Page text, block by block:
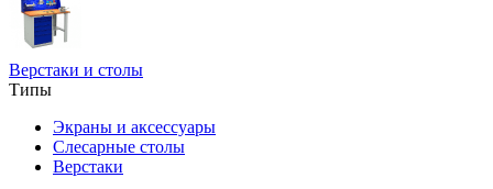
Верстаки и столы
Типы
Экраны и аксессуары
Слесарные столы
Верстаки